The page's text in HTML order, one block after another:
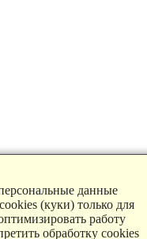
данные
(куки) только для
работу
обработку cookies